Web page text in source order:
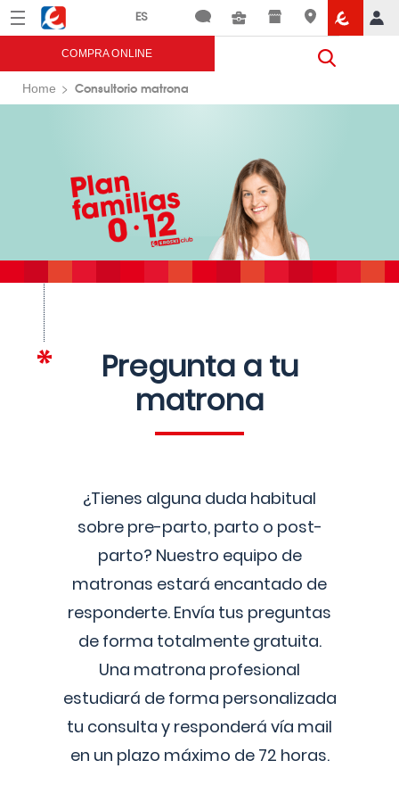
Menú Eroski
COMPRA ONLINE
Home Consultorio matrona
Pregunta a tu
matrona
¿Tienes alguna duda habitual
sobre pre-parto, parto o post-
parto? Nuestro equipo de
matronas estará encantado de
responderte. Envía tus preguntas
de forma totalmente gratuita.
Una matrona profesional
estudiará de forma personalizada
tu consulta y responderá vía mail
en un plazo máximo de 72 horas.